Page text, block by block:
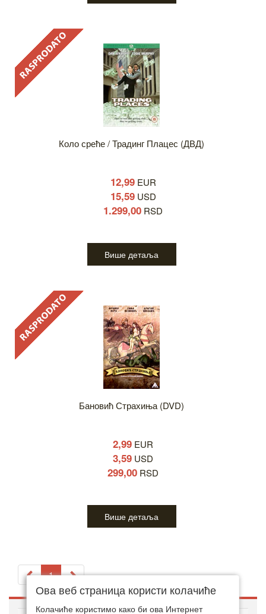
Коло среће / Традинг Плацес (ДВД)
12,99EUR
15,59USD
1.299,00 RSD
Више детаља
Бановић Страхиња (DVD)
2,99 EUR
3,59 USD
299,00 RSD
Више детаља
1
Ова веб страница користи колачиће
Колачиће користимо како би ова Интернет